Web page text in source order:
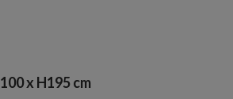
x H195 cm